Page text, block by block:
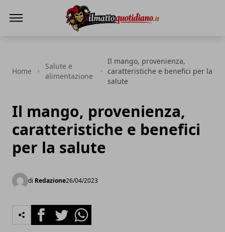
Home
Salute e
alimentazione
Il mango, provenienza,
caratteristiche e benefici per la
salute
Il mango, provenienza,
caratteristiche e benefici
per la salute
di Redazione26/04/2023
FacebookTwitterWhatsapp